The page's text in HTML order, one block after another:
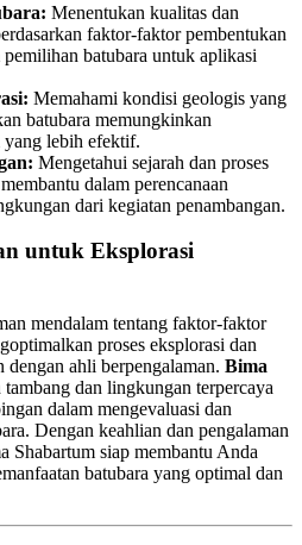
Menentukan kualitas dan
faktor-faktor pembentukan
batubara untuk aplikasi
Memahami kondisi geologis yang
batubara memungkinkan
yang lebih efektif.
Mengetahui sejarah dan proses
dalam perencanaan
dari kegiatan penambangan.
untuk Eksplorasi
mendalam tentang faktor-faktor
proses eksplorasi dan
dengan ahli berpengalaman. Bima
dan lingkungan terpercaya
dalam mengevaluasi dan
Dengan keahlian dan pengalaman
Shabartum siap membantu Anda
batubara yang optimal dan